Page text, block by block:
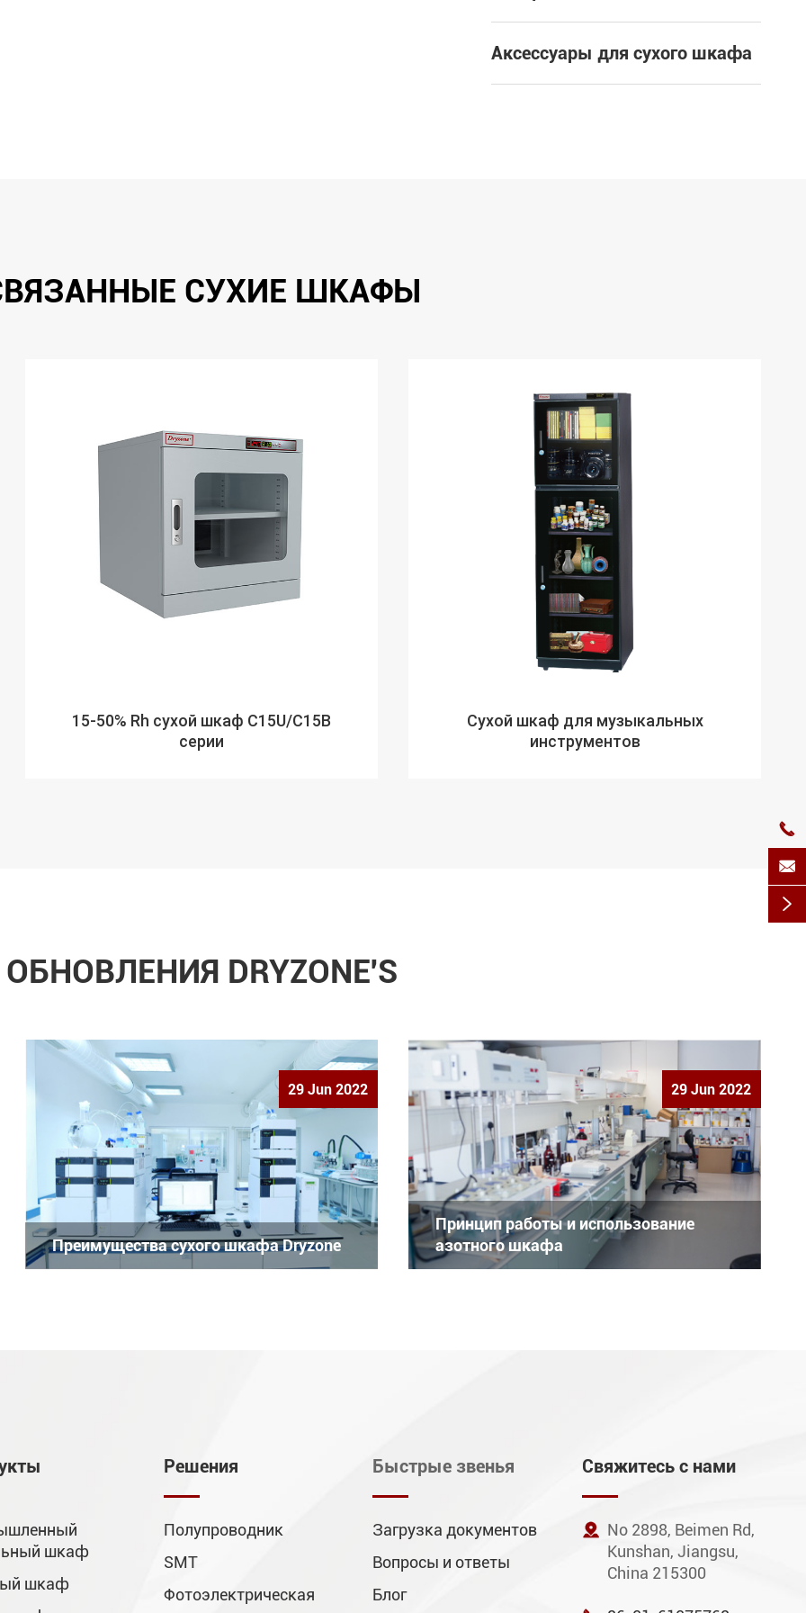
Аксессуары для сухого шкафа
СУХИЕ ШКАФЫ
15-50% Rh сухой шкаф C15U/C15B
серии
Сухой шкаф для музыкальных
инструментов
ОБНОВЛЕНИЯ DRYZONE'S
29 Jun 2022
Преимущества сухого шкафа Dryzone
29 Jun 2022
Принцип работы и использование
азотного шкафа
шкаф
шкаф
Решения
Полупроводник
SMT
Фотоэлектрическая
Быстрые звенья
Загрузка документов
Вопросы и ответы
Блог
Свяжитесь с нами
 No 2898, Beimen Rd,
Kunshan, Jiangsu,
China 215300


